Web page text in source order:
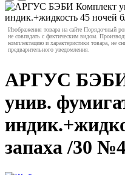
Изображения товара на сайте Порядочный
не совпадать с фактическим видом.
комплектацию и характеристики товара, не
предварительного уведомления.
АРГУС
унив.
запаха /30